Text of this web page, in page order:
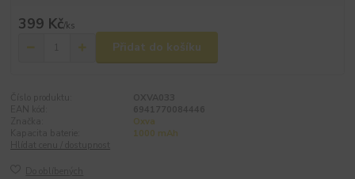
399 Kč/ks
Přidat do košíku
Oxva
1000 mAh